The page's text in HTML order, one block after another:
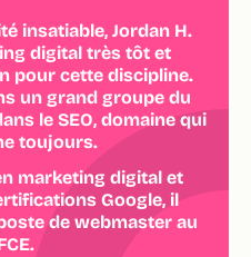
insatiable, Jordan H.
digital très tôt et
pour cette discipline.
un grand groupe du
le SEO, domaine qui
toujours.
marketing digital et
Google, il
de webmaster au